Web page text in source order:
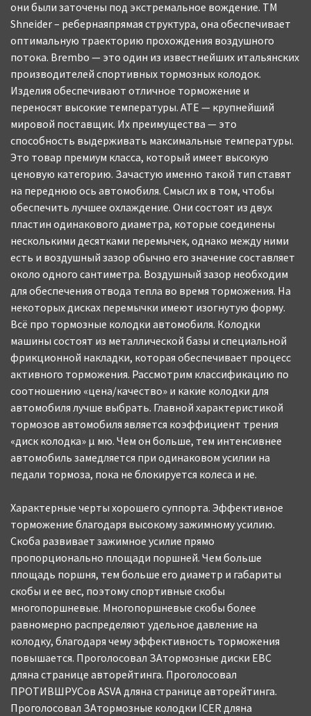
они были заточены под экстремальное вождение. ТМ
Shneider – ребернаяпрямая структура, она обеспечивает
оптимальную траекторию прохождения воздушного
потока. Brembo — это один из известнейших итальянских
производителей спортивных тормозных колодок.
Изделия обеспечивают отличное торможение и
переносят высокие температуры. ATE — крупнейший
мировой поставщик. Их преимущества — это
способность выдерживать максимальные температуры.
Это товар премиум класса, который имеет высокую
ценовую категорию. Зачастую именно такой тип ставят
на переднюю ось автомобиля. Смысл их в том, чтобы
обеспечить лучшее охлаждение. Они состоят из двух
пластин одинакового диаметра, которые соединены
несколькими десятками перемычек, однако между ними
есть и воздушный зазор обычно его значение составляет
около одного сантиметра. Воздушный зазор необходим
для обеспечения отвода тепла во время торможения. На
некоторых дисках перемычки имеют изогнутую форму.
Всё про тормозные колодки автомобиля. Колодки
машины состоят из металлической базы и специальной
фрикционной накладки, которая обеспечивает процесс
активного торможения. Рассмотрим классификацию по
соотношению «цена/качество» и какие колодки для
автомобиля лучше выбрать. Главной характеристикой
тормозов автомобиля является коэффициент трения
«диск колодка» μ мю. Чем он больше, тем интенсивнее
автомобиль замедляется при одинаковом усилии на
педали тормоза, пока не блокируется колеса и не.
Характерные черты хорошего суппорта. Эффективное
торможение благодаря высокому зажимному усилию.
Скоба развивает зажимное усилие прямо
пропорционально площади поршней. Чем больше
площадь поршня, тем больше его диаметр и габариты
скобы и ее вес, поэтому спортивные скобы
многопоршневые. Многопоршневые скобы более
равномерно распределяют удельное давление на
колодку, благодаря чему эффективность торможения
повышается. Проголосовал ЗАтормозные диски EBC
дляна странице авторейтинга. Проголосовал
ПРОТИВШРУСов ASVA дляна странице авторейтинга.
Проголосовал ЗАтормозные колодки ICER дляна